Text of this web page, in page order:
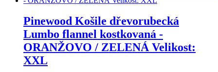
Pinewood Košile dřevorubecká
Lumbo flannel kostkovaná -
ORANŽOVO / ZELENÁ Velikost:
XXL